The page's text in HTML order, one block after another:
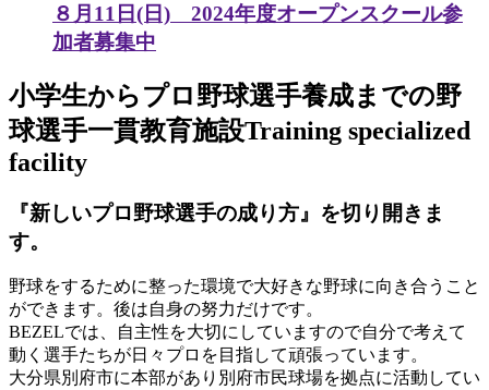
８月11日(日) 2024年度オープンスクール参
加者募集中
小学生からプロ野球選手養成までの野
球選手一貫教育施設Training specialized
facility
『新しいプロ野球選手の成り方』を切り開きま
す。
野球をするために整った環境で大好きな野球に向き合うこと
ができます。後は自身の努力だけです。
BEZELでは、自主性を大切にしていますので自分で考えて
動く選手たちが日々プロを目指して頑張っています。
大分県別府市に本部があり別府市民球場を拠点に活動してい